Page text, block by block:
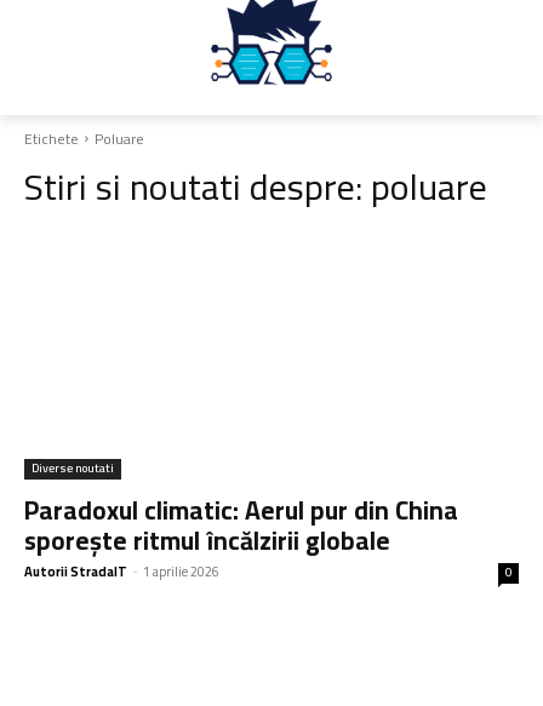
Etichete Poluare
Stiri si noutati despre:poluare
Diverse noutati
Paradoxul climatic: Aerul pur din China
sporește ritmul încălzirii globale
Autorii StradaIT - 1 aprilie 2026 0